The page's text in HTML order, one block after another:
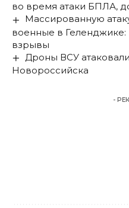
во время атаки БПЛА,
Массированную
военные в
взрывы
Дроны ВСУ
Новороссийска
-